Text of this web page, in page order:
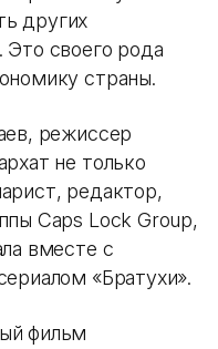
других
своего рода
страны.
режиссер
не только
редактор,
Caps Lock Group,
вместе с
«Братухи».
фильм